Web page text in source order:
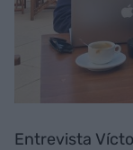
Entrevista